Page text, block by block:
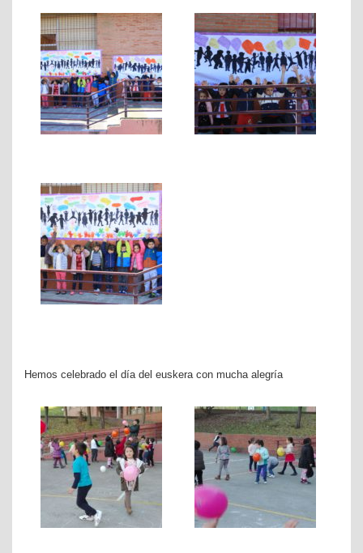
Hemos celebrado el día del euskera con mucha alegría